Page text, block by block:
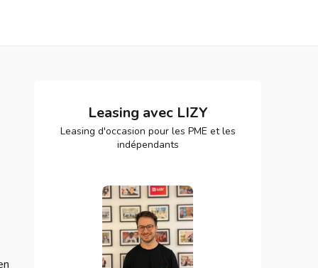
Leasing avec LIZY
Leasing d'occasion pour les PME et les
indépendants